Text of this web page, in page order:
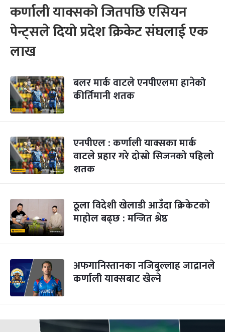
कर्णाली याक्सको जितपछि एसियन
पेन्ट्सले दियो प्रदेश क्रिकेट संघलाई एक
लाख
बलर मार्क वाटले एनपीएलमा हानेको
कीर्तिमानी शतक
एनपीएल : कर्णाली याक्सका मार्क
वाटले प्रहार गरे दोस्रो सिजनको पहिलो
शतक
ठूला विदेशी खेलाडी आउँदा क्रिकेटको
माहोल बढ्छ : मन्जित श्रेष्ठ
अफगानिस्तानका नजिबुल्लाह जाद्रानले
कर्णाली याक्सबाट खेल्ने